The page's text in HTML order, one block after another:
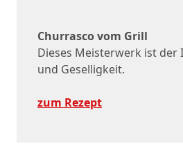
Churrasco vom Grill
Dieses Meisterwerk ist der
und Geselligkeit.
zum Rezept